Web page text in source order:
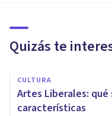
Quizás te
CULTURA
Artes Liberales: qué
características